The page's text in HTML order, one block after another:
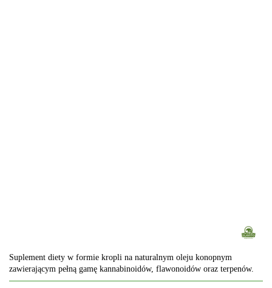
Suplement diety w formie kropli na naturalnym oleju konopnym
zawierającym pełną gamę kannabinoidów, flawonoidów oraz terpenów.